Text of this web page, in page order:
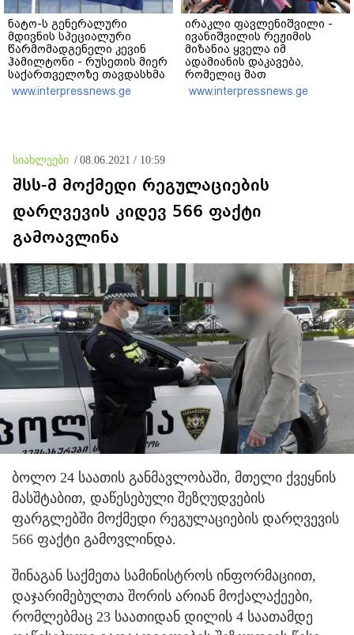
ნატო-ს გენერალური
მდივნის სპეციალური
წარმომადგენელი კევინ
ჰამილტონი - რუსეთის მიერ
საქართველოზე თავდასხმა
და მისი ტერიტორიის
ოკუპაცია დღესაც ისეთივე
www.interpressnews.ge
ირაკლი ფავლენიშვილი -
ივანიშვილის რეჟიმის
მიზანია ყველა იმ
ადამიანის დაკავება,
რომელიც მათ
ოპოზიციაშია, რომელიც
მიუღებელია მათთვის და
www.interpressnews.ge
სიახლეები / 08.06.2021 / 10:59
შსს-მ მოქმედი რეგულაციების
დარღვევის კიდევ 566 ფაქტი
გამოავლინა
ბოლო 24 საათის განმავლობაში, მთელი ქვეყნის
მასშტაბით, დაწესებული შეზღუდვების
ფარგლებში მოქმედი რეგულაციების დარღვევის
566 ფაქტი გამოვლინდა.
შინაგან საქმეთა სამინისტროს ინფორმაციით,
დაჯარიმებულთა შორის არიან მოქალაქეები,
რომლებმაც 23 საათიდან დილის 4 საათამდე